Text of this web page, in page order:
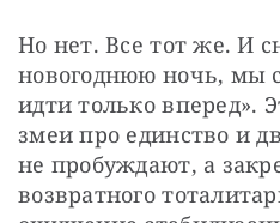
Но нет. Все тот же. И
новогоднюю ночь, мы
идти только вперед».
змеи про единство и
не пробуждают, а
возвратного